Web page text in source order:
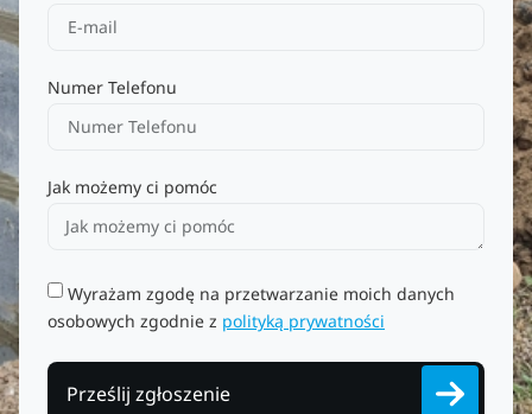
Numer Telefonu
Jak możemy ci pomóc
Wyrażam zgodę na przetwarzanie moich danych
osobowych zgodnie z polityką prywatności
Prześlij zgłoszenie